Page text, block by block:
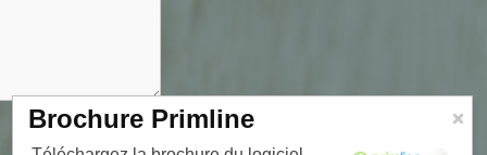
Brochure Primline